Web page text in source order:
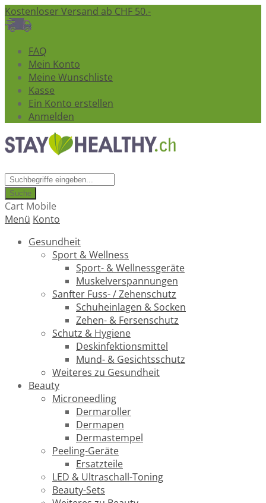
Kostenloser Versand ab CHF 50.-
FAQ
Mein Konto
Meine Wunschliste
Kasse
Ein Konto erstellen
Anmelden
Suche
Cart Mobile
Menü Konto
Gesundheit
Sport & Wellness
Sport- & Wellnessgeräte
Muskelverspannungen
Sanfter Fuss- / Zehenschutz
Schuheinlagen & Socken
Zehen- & Fersenschutz
Schutz & Hygiene
Deskinfektionsmittel
Mund- & Gesichtsschutz
Weiteres zu Gesundheit
Beauty
Microneedling
Dermaroller
Dermapen
Dermastempel
Peeling-Geräte
Ersatzteile
LED & Ultraschall-Toning
Beauty-Sets